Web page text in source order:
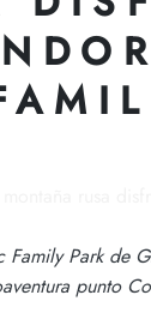
Family Park de
punto